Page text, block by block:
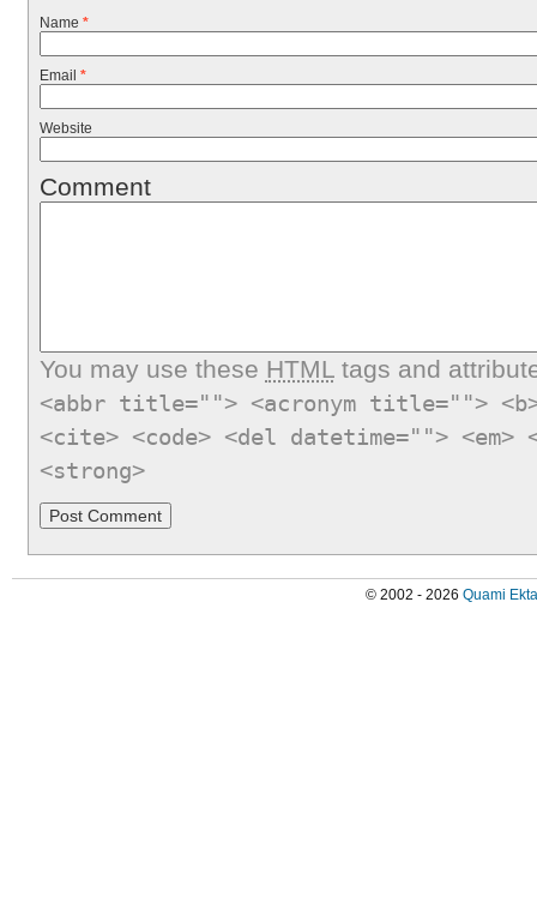
Name *
Email *
Website
Comment
You may use these HTMLtags and
<abbr title=""> <acronym title="">
<cite> <code> <del datetime="">
<strong>
© 2002 - 2026 Quami